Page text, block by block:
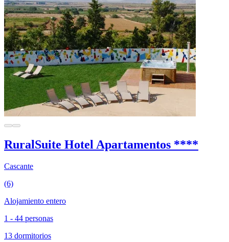
RuralSuite Hotel Apartamentos ****
Cascante
(6)
Alojamiento entero
1 - 44 personas
13 dormitorios